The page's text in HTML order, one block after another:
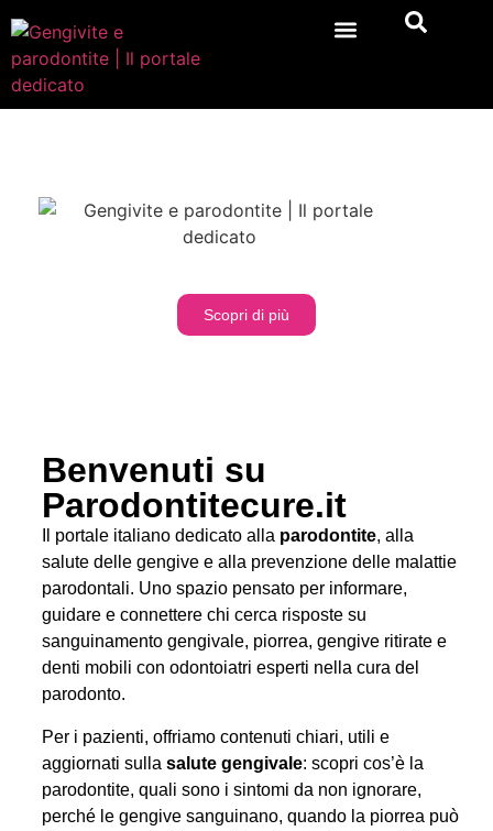
Scopri di più
Benvenuti su
Parodontitecure.it
Il portale italiano dedicato alla parodontite, alla
salute delle gengive e alla prevenzione delle malattie
parodontali. Uno spazio pensato per informare,
guidare e connettere chi cerca risposte su
sanguinamento gengivale, piorrea, gengive ritirate e
denti mobili con odontoiatri esperti nella cura del
parodonto.
Per i pazienti, offriamo contenuti chiari, utili e
aggiornati sullasalute gengivale: scopri cos’è la
parodontite, quali sono i sintomi da non ignorare,
perché le gengive sanguinano, quando la piorrea può